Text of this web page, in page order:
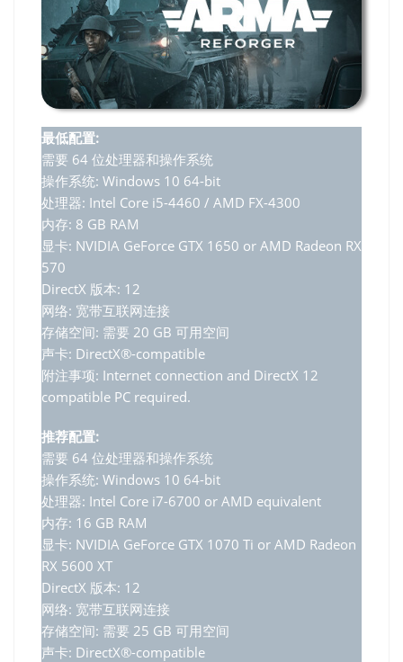
最低配置:
需要 64 位处理器和操作系统
操作系统: Windows 10 64-bit
处理器: Intel Core i5-4460 / AMD FX-4300
内存: 8 GB RAM
显卡: NVIDIA GeForce GTX 1650 or AMD Radeon RX
570
DirectX 版本: 12
网络: 宽带互联网连接
存储空间: 需要 20 GB 可用空间
声卡: DirectX®-compatible
附注事项: Internet connection and DirectX 12
compatible PC required.
推荐配置:
需要 64 位处理器和操作系统
操作系统: Windows 10 64-bit
处理器: Intel Core i7-6700 or AMD equivalent
内存: 16 GB RAM
显卡: NVIDIA GeForce GTX 1070 Ti or AMD Radeon
RX 5600 XT
DirectX 版本: 12
网络: 宽带互联网连接
存储空间: 需要 25 GB 可用空间
声卡: DirectX®-compatible